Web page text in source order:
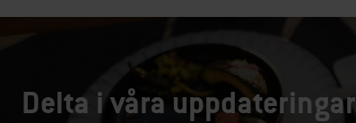
Delta i våra uppdateringar